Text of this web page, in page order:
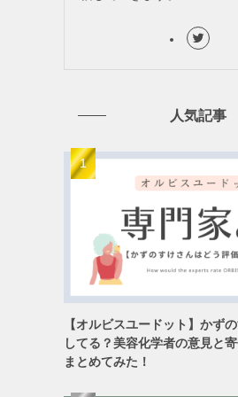
人気記事
【オルビスユードット】かず
してる？美容化学者の意見と
まとめてみた！